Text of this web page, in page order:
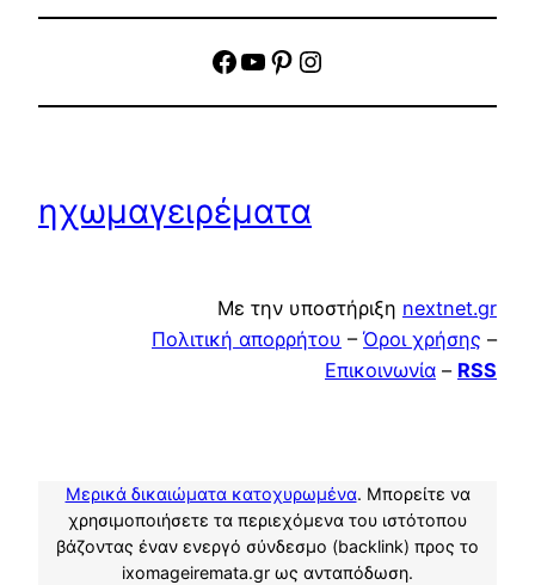
facebook
YouTube
Pinterest
Instagram
ηχωμαγειρέματα
Με την υποστήριξη nextnet.gr
Πολιτική απορρήτου – Όροι χρήσης –
Επικοινωνία – RSS
Μερικά δικαιώματα κατοχυρωμένα. Μπορείτε να
χρησιμοποιήσετε τα περιεχόμενα του ιστότοπου
βάζοντας έναν ενεργό σύνδεσμο (backlink) προς το
ixomageiremata.gr ως ανταπόδωση.